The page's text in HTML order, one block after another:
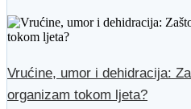
Vrućine, umor i dehidracija:
organizam tokom ljeta?